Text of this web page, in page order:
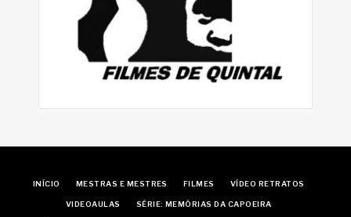
INÍCIO MESTRAS E MESTRES FILMES VÍDEO RETRATOS
VIDEOAULAS SÉRIE: MEMÓRIAS DA CAPOEIRA